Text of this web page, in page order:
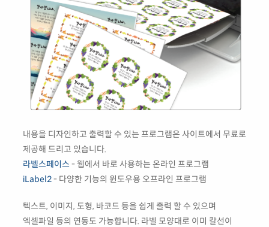
내용을 디자인하고 출력할 수 있는 프로그램은 사이트에서 무료로
제공해 드리고 있습니다.
라벨스페이스 - 웹에서 바로 사용하는 온라인 프로그램
iLabel2- 다양한 기능의 윈도우용 오프라인 프로그램
텍스트, 이미지, 도형, 바코드 등을 쉽게 출력 할 수 있으며
엑셀파일 등의 연동도 가능합니다. 라벨 모양대로 이미 칼선이